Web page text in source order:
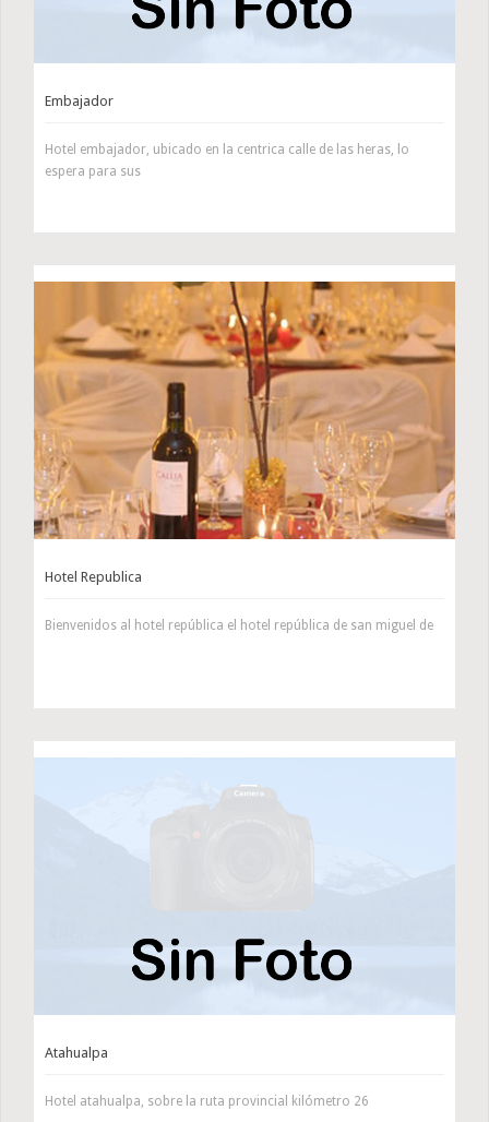
Embajador
Hotel embajador, ubicado en la centrica calle de las heras, lo
espera para sus
Hotel Republica
Bienvenidos al hotel república el hotel república de san miguel de
Atahualpa
Hotel atahualpa, sobre la ruta provincial kilómetro 26